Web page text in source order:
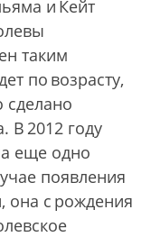
и Кейт
таким
по возрасту,
сделано
В 2012 году
еще одно
появления
она с рождения